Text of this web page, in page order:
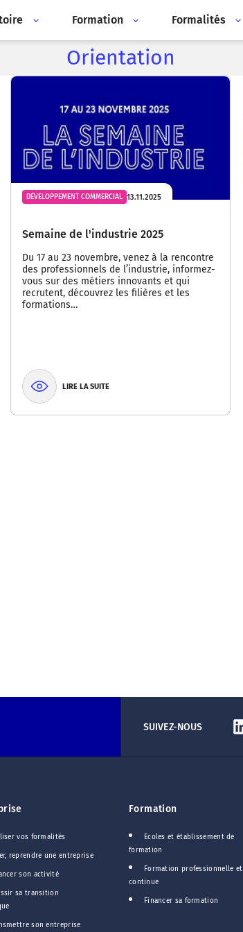
Formation Formalités
Orientation
DÉVELOPPEMENT COMMERCIAL 13.11.2025
Semaine de l'industrie 2025
Du 17 au 23 novembre, venez à la rencontre
des professionnels de l’industrie, informez-
vous sur des métiers innovants et qui
recrutent, découvrez les filières et les
formations…
LIRE LA SUITE
SUIVEZ-NOUS
vos formalités
reprendre une entreprise
son activité
sa transition
son entreprise
Formation
Ecoles et établissement de
formation
Formation professionnelle et
continue
Financer sa formation